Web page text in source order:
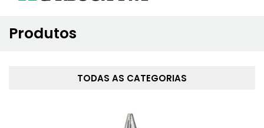
QUEM SOMOS
POLÍTICA DE QUALIDADE
Produtos
TODAS AS CATEGORIAS